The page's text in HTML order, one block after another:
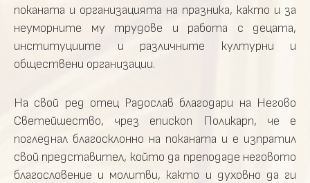
поканата и организацията на празника, както и за
неуморните му трудове и работа с децата,
институциите и различните културни и
обществени организации.
На свой ред отец Радослав благодари на Негово
Светейшество, чрез епископ Поликарп, че е
погледнал благосклонно на поканата и е изпратил
свой представител, който да преподаде неговото
благословение и молитви, както и духовно да ги